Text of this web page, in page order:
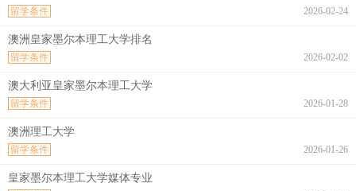
2026-02-24
留学条件
澳洲皇家墨尔本理工大学排名
2026-02-02
留学条件
澳大利亚皇家墨尔本理工大学
2026-01-28
留学条件
澳洲理工大学
2026-01-26
留学条件
皇家墨尔本理工大学媒体专业